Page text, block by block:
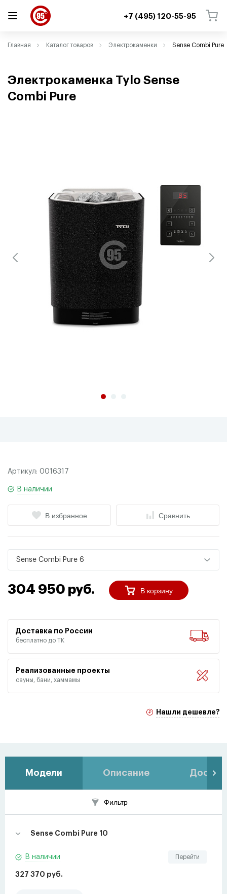
+7 (495) 120-55-95
Главная Каталог товаров Электрокаменки Sense Combi Pure
Электрокаменка Tylo Sense
Combi Pure
Артикул: 0016317
В наличии
В избранное Сравнить
Sense Combi Pure 6
304 950 руб. В корзину
Доставка по России
бесплатно до ТК
Реализованные проекты
сауны, бани, хаммамы
Нашли дешевле?
Модели Описание
Фильтр
Sense Combi Pure 10
Перейти
В наличии
327 370 руб.
ВЕРНУТЬСЯ
ВЕРНУТЬСЯ